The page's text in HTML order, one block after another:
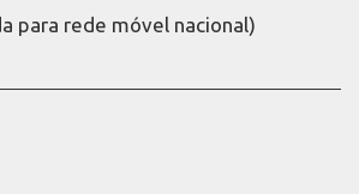
para rede móvel nacional)